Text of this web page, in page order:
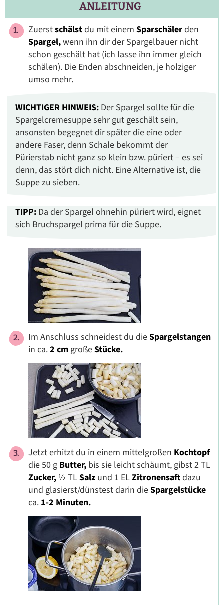
ANLEITUNG
Zuerstschälstdu mit einem Sparschälerden
Spargel,wenn ihn dir der Spargelbauer nicht
schon geschält hat (ich lasse ihn immer gleich
schälen). Die Enden abschneiden, je holziger
umso mehr.
WICHTIGER HINWEIS: Der Spargel sollte für die
Spargelcremesuppe sehr gut geschält sein,
ansonsten begegnet dir später die eine oder
andere Faser, denn Schale bekommt der
Pürierstab nicht ganz so klein bzw. püriert – es sei
denn, das stört dich nicht. Eine Alternative ist, die
Suppe zu sieben.
TIPP: Da der Spargel ohnehin püriert wird, eignet
sich Bruchspargel prima für die Suppe.
Im Anschluss schneidest du dieSpargelstangen
in ca.2 cmgroßeStücke.
Jetzt erhitzt du in einem mittelgroßen Kochtopf
die 50 g Butter, bis sie leicht schäumt, gibst 2 TL
Zucker, ½ TLSalz und 1 ELZitronensaftdazu
und glasierst/dünstest darin dieSpargelstücke
ca. 1-2 Minuten.